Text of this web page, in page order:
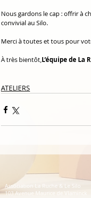
Nous gardons le cap : offrir à
convivial au Silo.
Merci à toutes et tous pour
À très bientôt,L’équipe de La
ATELIERS
Association La Ruche & Le Silo
103 Avenue Maurice de Vlaminck